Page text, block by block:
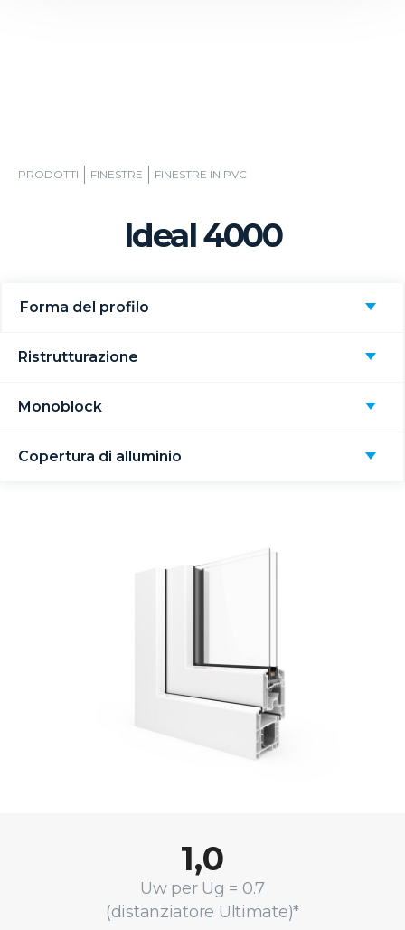
PRODOTTI FINESTRE FINESTRE IN PVC
Ideal 4000
Forma del profilo
Ristrutturazione
Monoblock
Copertura di alluminio
1,0
Uw per Ug = 0.7
(distanziatore Ultimate)*